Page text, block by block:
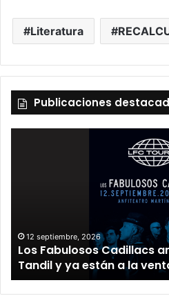
Literatura
Publicaciones
12 septiembre, 2026
Los Fabulosos Cadillacs
Tandil y ya están a la